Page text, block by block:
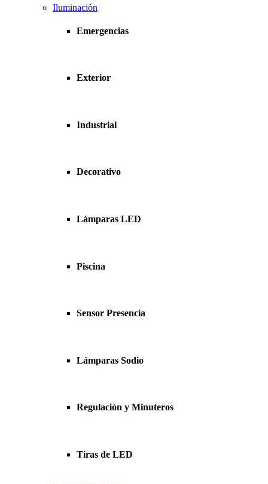
Iluminación
Emergencias
Exterior
Industrial
Decorativo
Lámparas LED
Piscina
Sensor Presencia
Lámparas Sodio
Regulación y Minuteros
Tiras de LED